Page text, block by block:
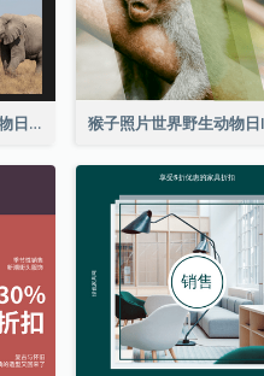
大象照片网格世界野生动物日Instagram帖子